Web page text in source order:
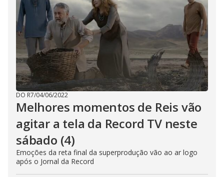
DO R7/04/06/2022
Melhores momentos de Reis vão
agitar a tela da Record TV neste
sábado (4)
Emoções da reta final da superprodução vão ao ar logo
após o Jornal da Record